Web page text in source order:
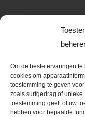
Om de beste ervaringen
cookies om
toestemming te geven
zoals surfgedrag of unieke
toestemming geeft of uw
hebben voor bepaalde